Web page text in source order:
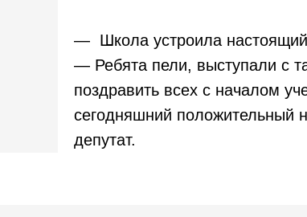
— Школа устроила
— Ребята пели, выступали с
поздравить всех с началом
сегодняшний положительный
депутат.